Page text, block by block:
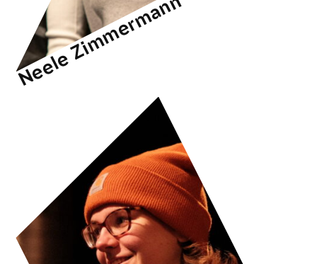
Neele Zimmermann